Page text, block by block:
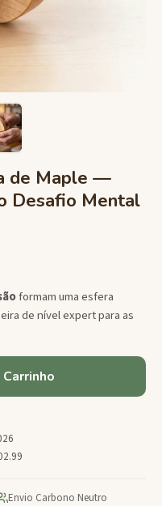
de Maple —
Desafio Mental
formam uma esfera
de nível expert para as
Envio Carbono Neutro